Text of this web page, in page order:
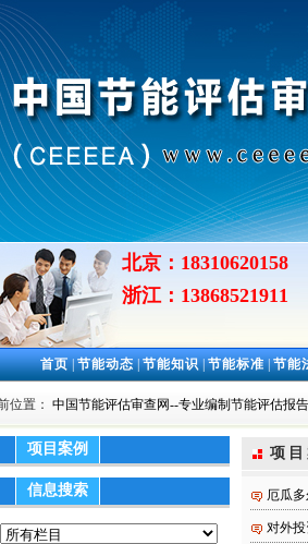
北京：18310620158
浙江：13868521911
首页|节能动态|节能知识|节能标准|节能
位置： 中国节能评估审查网--专业编制节能评估报
项目案例
信息搜索
项目
厄瓜
对外